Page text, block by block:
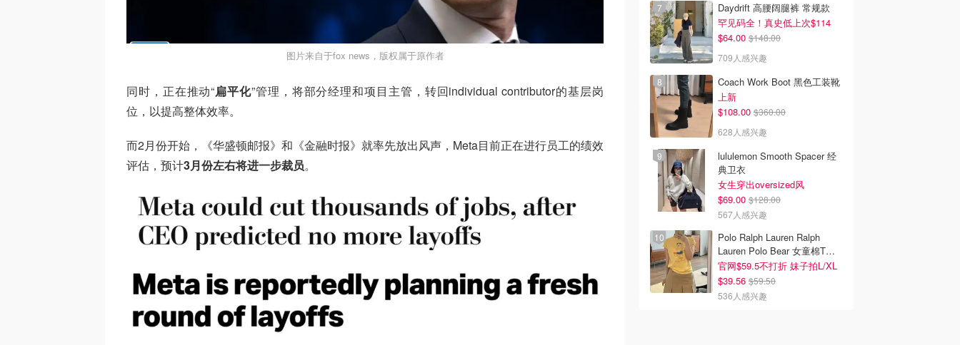
图片来自于fox news，版权属于原作者
同时，正在推动“扁平化”管理，将部分经理和项目主管，转回individual contributor的基层岗
位，以提高整体效率。
而2月份开始，《华盛顿邮报》和《金融时报》就率先放出风声，Meta目前正在进行员工的绩效
评估，预计3月份左右将进一步裁员。
Daydrift 高腰阔腿裤 常规款
罕见码全！真史低上次$114
$64.00 $148.00
709人感兴趣
Coach Work Boot 黑色工装靴
上新
$108.00 $360.00
628人感兴趣
lululemon Smooth Spacer 经
典卫衣
女生穿出oversized风
$69.00 $128.00
567人感兴趣
Polo Ralph Lauren Ralph
Lauren Polo Bear 女童棉T恤
染色 1件
官网$59.5不打折 妹子拍L/XL
$39.56 $59.50
536人感兴趣